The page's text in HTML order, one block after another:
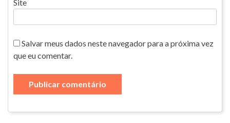
Site
Salvar meus dados neste navegador para a próxima vez
que eu comentar.